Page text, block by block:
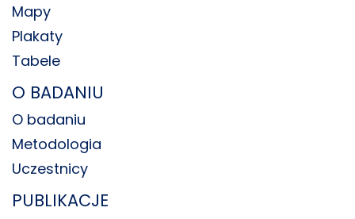
Mapy
Plakaty
Tabele
O BADANIU
O badaniu
Metodologia
Uczestnicy
PUBLIKACJE